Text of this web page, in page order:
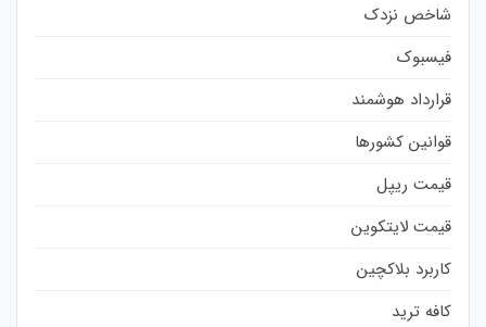
شاخص نزدک
فیسبوک
قرارداد هوشمند
قوانین کشورها
قیمت ریپل
قیمت لایتکوین
کاربرد بلاکچین
کافه ترید